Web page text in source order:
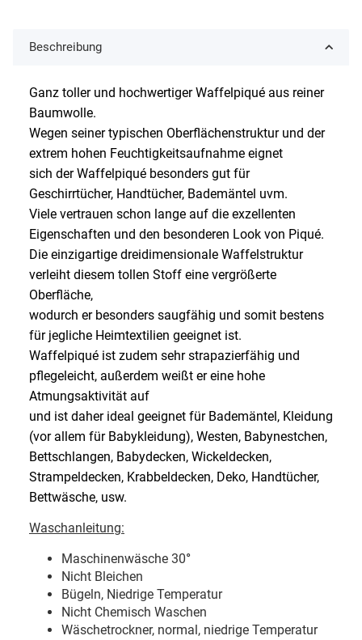
Beschreibung
Ganz toller und hochwertiger Waffelpiqué aus reiner
Baumwolle.
Wegen seiner typischen Oberflächenstruktur und der
extrem hohen Feuchtigkeitsaufnahme eignet
sich der Waffelpiqué besonders gut für
Geschirrtücher, Handtücher, Bademäntel uvm.
Viele vertrauen schon lange auf die exzellenten
Eigenschaften und den besonderen Look von Piqué.
Die einzigartige dreidimensionale Waffelstruktur
verleiht diesem tollen Stoff eine vergrößerte
Oberfläche,
wodurch er besonders saugfähig und somit bestens
für jegliche Heimtextilien geeignet ist.
Waffelpiqué ist zudem sehr strapazierfähig und
pflegeleicht, außerdem weißt er eine hohe
Atmungsaktivität auf
und ist daher ideal geeignet für Bademäntel, Kleidung
(vor allem für Babykleidung), Westen, Babynestchen,
Bettschlangen, Babydecken, Wickeldecken,
Strampeldecken, Krabbeldecken, Deko, Handtücher,
Bettwäsche, usw.
Waschanleitung:
Maschinenwäsche 30°
Nicht Bleichen
Bügeln, Niedrige Temperatur
Nicht Chemisch Waschen
Wäschetrockner, normal, niedrige Temperatur